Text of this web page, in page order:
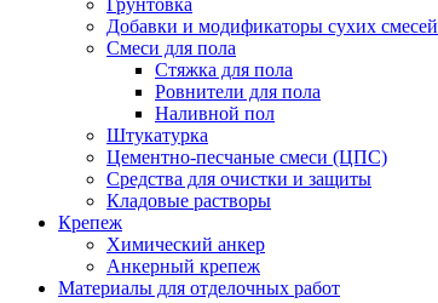
Грунтовка
Добавки и модификаторы сухих смесей
Смеси для пола
Стяжка для пола
Ровнители для пола
Наливной пол
Штукатурка
Цементно-песчаные смеси (ЦПС)
Средства для очистки и защиты
Кладовые растворы
Крепеж
Химический анкер
Анкерный крепеж
Материалы для отделочных работ